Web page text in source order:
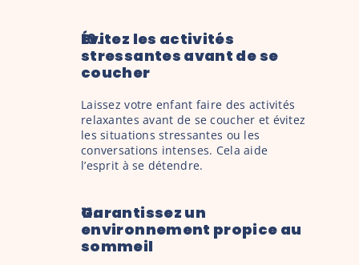
Évitez les activités
stressantes avant de se
coucher
Laissez votre enfant faire des activités
relaxantes avant de se coucher et évitez
les situations stressantes ou les
conversations intenses. Cela aide
l’esprit à se détendre.
Garantissez un
environnement propice au
sommeil